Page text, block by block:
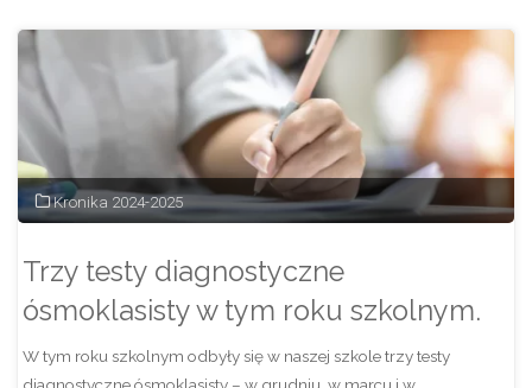
Kronika 2024-2025
Trzy testy diagnostyczne
ósmoklasisty w tym roku szkolnym.
W tym roku szkolnym odbyły się w naszej szkole trzy testy